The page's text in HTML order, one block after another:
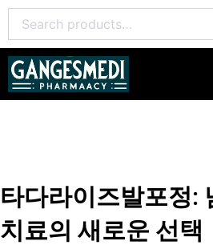
콘
츠
너
for:
타다라이즈발포정:
치료의 새로운 선택